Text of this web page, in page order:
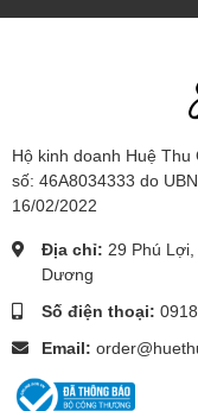
Hộ kinh doanh Huệ
số: 46A8034333 do
16/02/2022
Địa chỉ: 29 Phú
Dương
Số điện thoại:
Email: